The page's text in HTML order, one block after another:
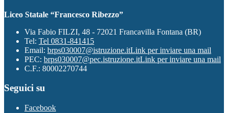
Liceo Statale “Francesco Ribezzo”
Via Fabio FILZI, 48 - 72021 Francavilla Fontana (BR)
Tel: Tel 0831-841415
Email: brps030007@istruzione.itLink per inviare una mail
PEC: brps030007@pec.istruzione.itLink per inviare una mail
C.F.: 80002270744
Seguici su
Facebook